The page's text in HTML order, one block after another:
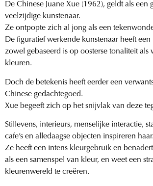
De Chinese Juane Xue (1962), geldt als een
veelzijdige kunstenaar.
Ze ontpopte zich al jong als een
De figuratief werkende kunstenaar heeft
zowel gebaseerd is op oosterse tonaliteit als
kleuren.
Doch de betekenis heeft eerder een
Chinese gedachtegoed.
Xue begeeft zich op het snijvlak van deze
Stillevens, interieurs, menselijke interactie,
cafe’s en alledaagse objecten inspireren haar.
Ze heeft een intens kleurgebruik en
als een samenspel van kleur, en weet een
kleurenwereld te creëren.